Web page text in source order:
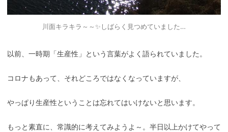
川面キラキラ～～✨しばらく見つめていました…
以前、一時期「生産性」という言葉がよく語られていました。
コロナもあって、それどころではなくなっていますが、
やっぱり生産性ということは忘れてはいけないと思います。
もっと素直に、常識的に考えてみようよ～。半日以上かけてやって